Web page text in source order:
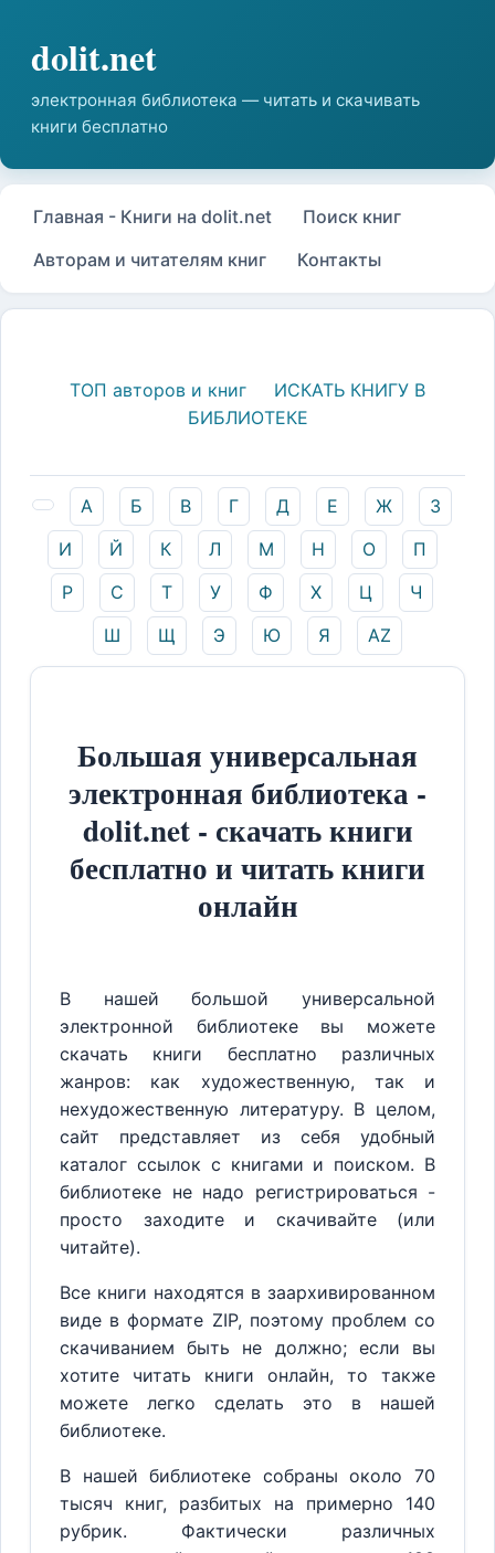
Главная - Книги на dolit.net
Поиск книг
Авторам и читателям книг
Контакты
ТОП авторов и книг
ИСКАТЬ КНИГУ В
БИБЛИОТЕКЕ
А Б В Г Д Е Ж
З
И
Й К Л М Н О
П
Р
С Т У Ф Х Ц
Ч
Ш
Щ Э Ю Я AZ
Большая универсальная
электронная библиотека -
dolit.net - скачать книги
бесплатно и читать книги
онлайн
В нашей большой универсальной
электронной библиотеке вы можете
скачать книги бесплатно различных
жанров: как художественную, так и
нехудожественную литературу. В целом,
сайт представляет из себя удобный
каталог ссылок с книгами и поиском. В
библиотеке не надо регистрироваться -
просто заходите и скачивайте (или
читайте).
Все книги находятся в заархивированном
виде в формате ZIP, поэтому проблем со
скачиванием быть не должно; если вы
хотите читать книги онлайн, то также
можете легко сделать это в нашей
библиотеке.
В нашей библиотеке собраны около 70
тысяч книг, разбитых на примерно 140
рубрик. Фактически различных